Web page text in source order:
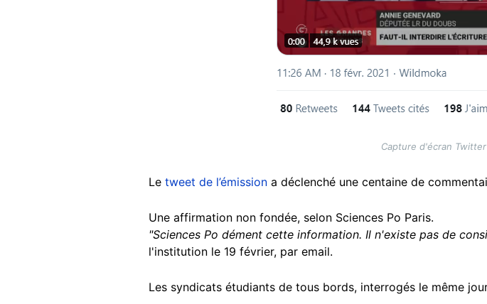
Capture d'écran
Le tweet de l’émission a déclenché une centaine de
Une affirmation non fondée, selon Sciences Po Paris.
"Sciences Po dément cette information. Il n'existe pas de
l'institution le 19 février, par email.
Les syndicats étudiants de tous bords, interrogés le même